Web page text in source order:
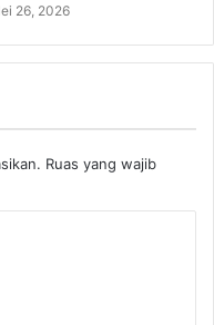
26, 2026
Ruas yang wajib